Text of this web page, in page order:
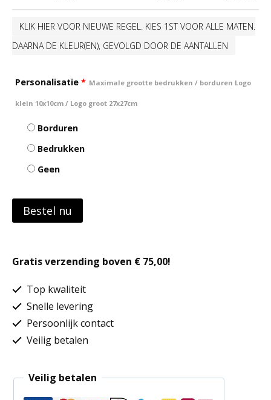
KLIK HIER VOOR NIEUWE REGEL. KIES 1ST VOOR ALLE MATEN.
DAARNA DE KLEUR(EN), GEVOLGD DOOR DE AANTALLEN
Personalisatie * Maximale grootte bedrukken / borduren Logo
klein 10x10cm / Logo groot 27x27cm
Borduren
Bedrukken
Geen
Bestel nu
Gratis verzending boven € 75,00!
Top kwaliteit
Snelle levering
Persoonlijk contact
Veilig betalen
Veilig betalen